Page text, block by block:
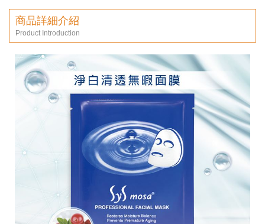
商品詳細介紹
Product Introduction